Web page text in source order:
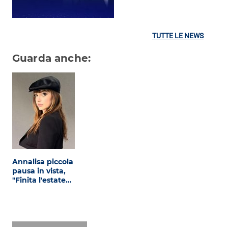
TUTTE LE NEWS
Guarda anche:
Annalisa piccola
pausa in vista,
"Finita l'estate…